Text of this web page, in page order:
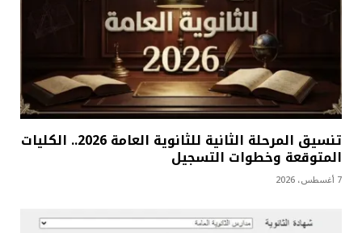
تنسيق المرحلة الثانية للثانوية العامة 2026.. الكليات
المتوقعة وخطوات التسجيل
7 أغسطس، 2026